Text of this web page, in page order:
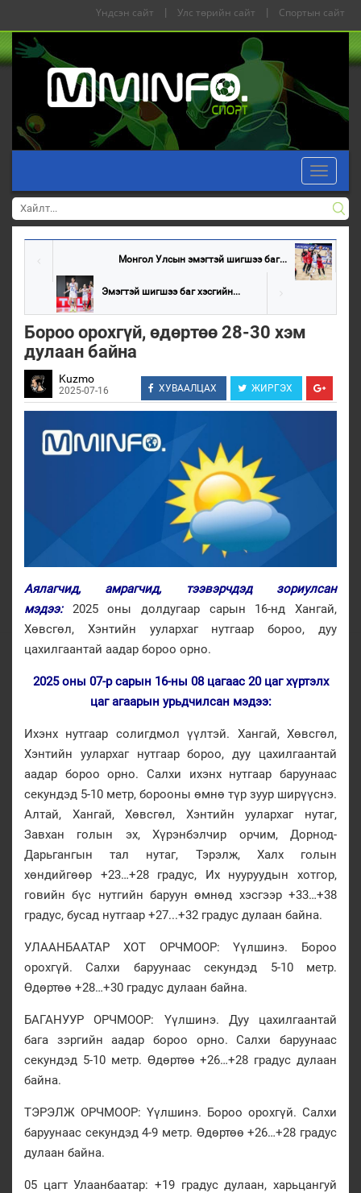
Үндсэн сайт | Улс төрийн сайт | Спортын сайт
Toggle
Монгол Улсын эмэгтэй шигшээ баг...
Эмэгтэй шигшээ баг хэсгийн...
Бороо орохгүй, өдөртөө 28-30 хэм
дулаан байна
Kuzmo
2025-07-16 ХУВААЛЦАХ ЖИРГЭХ
Аялагчид, амрагчид, тээвэрчдэд зориулсан
мэдээ:2025 оны долдугаар сарын 16-нд Хангай,
Хөвсгөл, Хэнтийн уулархаг нутгаар бороо, дуу
цахилгаантай аадар бороо орно.
2025 оны 07-р сарын 16-ны 08 цагаас 20 цаг хүртэлх
цаг агаарын урьдчилсан мэдээ:
Ихэнх нутгаар солигдмол үүлтэй. Хангай, Хөвсгөл,
Хэнтийн уулархаг нутгаар бороо, дуу цахилгаантай
аадар бороо орно. Салхи ихэнх нутгаар баруунаас
секундэд 5-10 метр, борооны өмнө түр зуур ширүүснэ.
Алтай, Хангай, Хөвсгөл, Хэнтийн уулархаг нутаг,
Завхан голын эх, Хүрэнбэлчир орчим, Дорнод-
Дарьгангын тал нутаг, Тэрэлж, Халх голын
хөндийгөөр +23…+28 градус, Их нууруудын хотгор,
говийн бүс нутгийн баруун өмнөд хэсгээр +33…+38
градус, бусад нутгаар +27...+32 градус дулаан байна.
УЛААНБААТАР ХОТ ОРЧМООР: Үүлшинэ. Бороо
орохгүй. Салхи баруунаас секундэд 5-10 метр.
Өдөртөө +28…+30 градус дулаан байна.
БАГАНУУР ОРЧМООР: Үүлшинэ. Дуу цахилгаантай
бага зэргийн аадар бороо орно. Салхи баруунаас
секундэд 5-10 метр. Өдөртөө +26…+28 градус дулаан
байна.
ТЭРЭЛЖ ОРЧМООР: Үүлшинэ. Бороо орохгүй. Салхи
баруунаас секундэд 4-9 метр. Өдөртөө +26…+28 градус
дулаан байна.
05 цагт Улаанбаатар: +19 градус дулаан, харьцангуй